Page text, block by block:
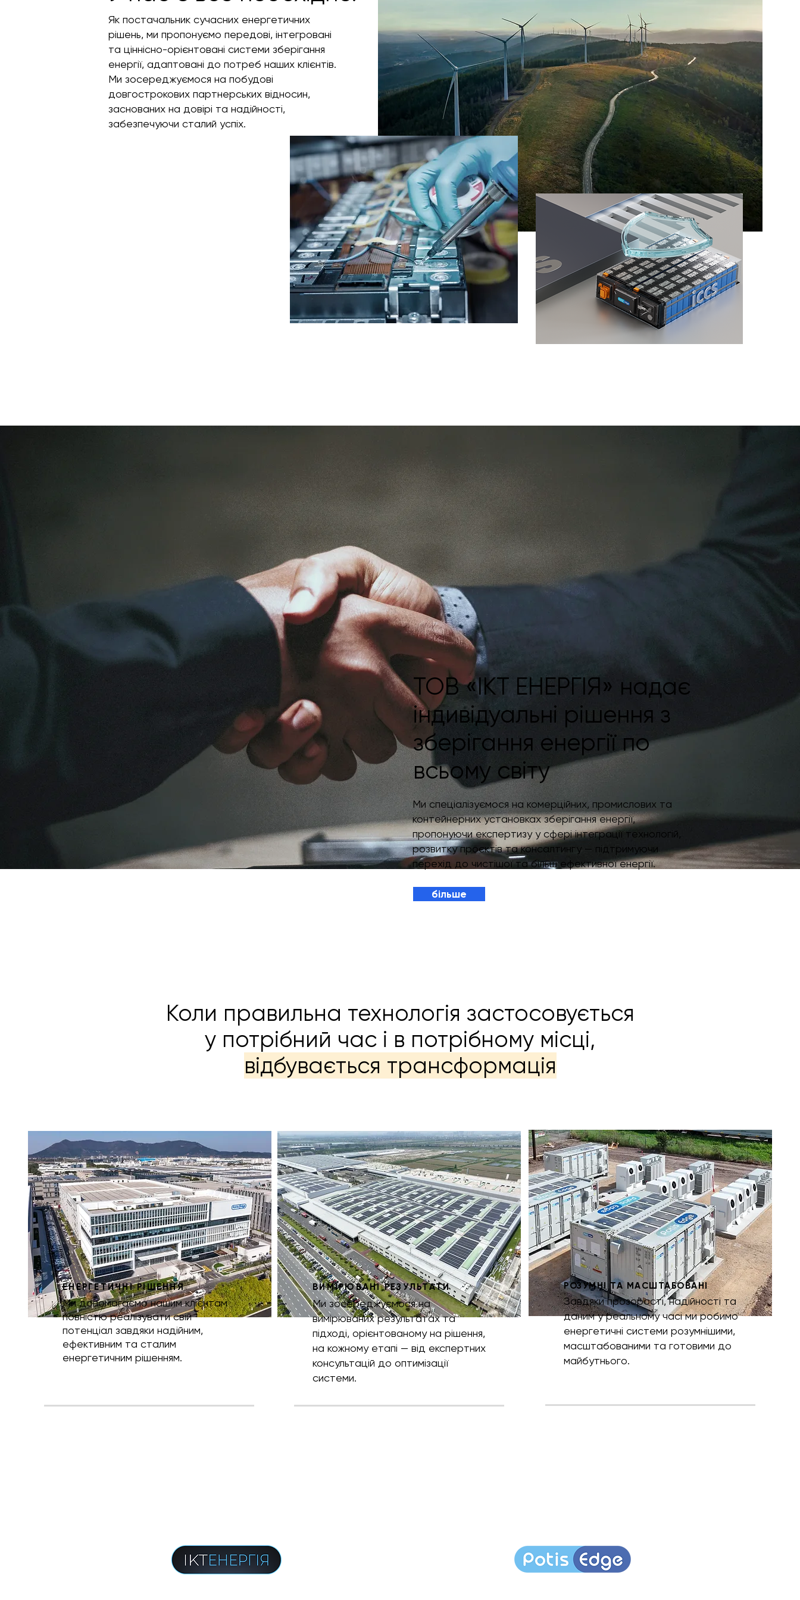
Як постачальник сучасних енергетичних
рішень, ми пропонуємо передові, інтегровані
та ціннісно-орієнтовані системи зберігання
енергії, адаптовані до потреб наших клієнтів.
Ми зосереджуємося на побудові
довгострокових партнерських відносин,
заснованих на довірі та надійності,
забезпечуючи сталий успіх.
Ми спеціалізуємося на комерційних, промислових та
контейнерних установках зберігання енергії,
пропонуючи експертизу у сфері інтеграції технологій,
розвитку проєктів та консалтингу — підтримуючи
перехід до чистішої та більш ефективної енергії.
ТОВ «ІКТ ЕНЕРГІЯ» надає
індивідуальні рішення з
зберігання енергії по
всьому світу
більше
Коли правильна технологія застосовується
у потрібний час і в потрібному місці,
відбувається трансформація
ЕНЕРГЕТИЧНІ РІШЕННЯ
Ми допомагаємо нашим клієнтам
повністю реалізувати свій
потенціал завдяки надійним,
ефективним та сталим
енергетичним рішенням.
ВИМІРЮВАНІ РЕЗУЛЬТАТИ
Ми зосереджуємося на
вимірюваних результатах та
підході, орієнтованому на рішення,
на кожному етапі — від експертних
консультацій до оптимізації
системи.
РОЗУМНІ ТА МАСШТАБОВАНІ
Завдяки прозорості, надійності та
даним у реальному часі ми робимо
енергетичні системи розумнішими,
масштабованими та готовими до
майбутнього.